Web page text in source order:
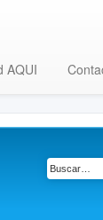
AQUI